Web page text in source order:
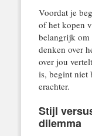
Voordat je
of het kopen
belangrijk om
denken over
over jou
is, begint niet
erachter.
Stijl
dilemma